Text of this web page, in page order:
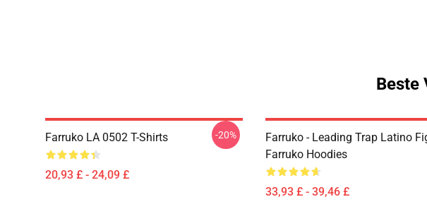
Beste
Farruko LA 0502 T-Shirts
20,93 £ - 24,09 £
-20%
Farruko - Leading Trap Latino
Farruko Hoodies
33,93 £ - 39,46 £